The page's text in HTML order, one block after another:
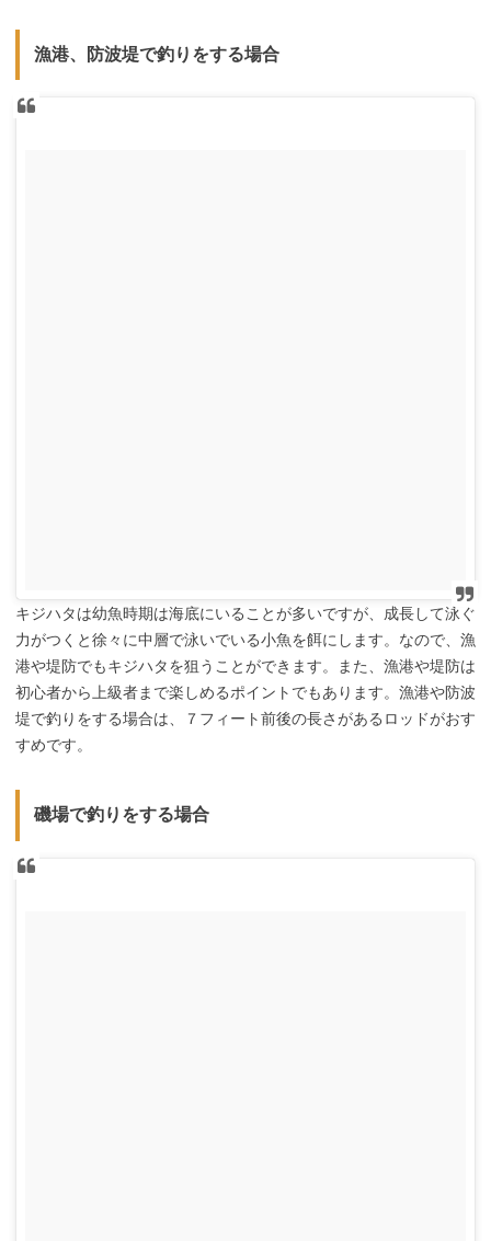
漁港、防波堤で釣りをする場合
キジハタは幼魚時期は海底にいることが多いですが、成長して泳ぐ
力がつくと徐々に中層で泳いでいる小魚を餌にします。なので、漁
港や堤防でもキジハタを狙うことができます。また、漁港や堤防は
初心者から上級者まで楽しめるポイントでもあります。漁港や防波
堤で釣りをする場合は、７フィート前後の長さがあるロッドがおす
すめです。
磯場で釣りをする場合